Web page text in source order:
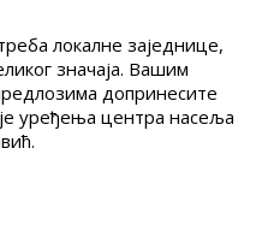
локалне заједнице,
значаја. Вашим
допринесите
уређења центра насеља